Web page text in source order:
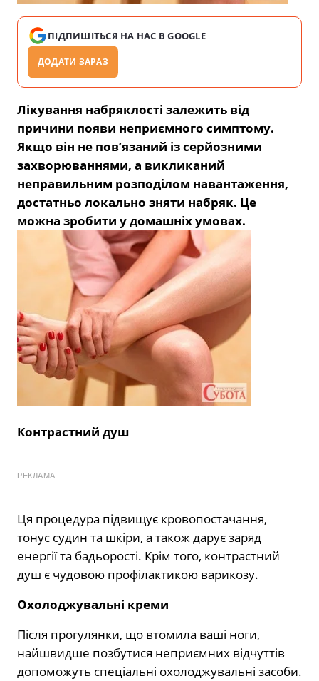
ПІДПИШІТЬСЯ НА НАС В GOOGLE
ДОДАТИ ЗАРАЗ
Лікування набряклості залежить від
причини появи неприємного симптому.
Якщо він не пов’язаний із серйозними
захворюваннями, а викликаний
неправильним розподілом навантаження,
достатньо локально зняти набряк. Це
можна зробити у домашніх умовах.
Контрастний душ
РЕКЛАМА
Ця процедура підвищує кровопостачання,
тонус судин та шкіри, а також дарує заряд
енергії та бадьорості. Крім того, контрастний
душ є чудовою профілактикою варикозу.
Охолоджувальні креми
Після прогулянки, що втомила ваші ноги,
найшвидше позбутися неприємних відчуттів
допоможуть спеціальні охолоджувальні засоби.